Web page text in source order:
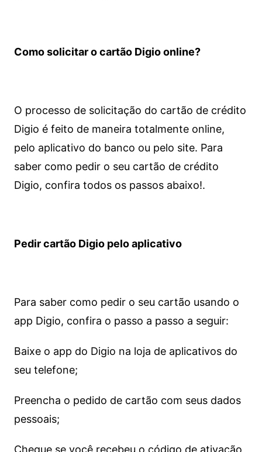
Como solicitar o cartão Digio online?
O processo de solicitação do cartão de crédito
Digio é feito de maneira totalmente online,
pelo aplicativo do banco ou pelo site. Para
saber como pedir o seu cartão de crédito
Digio, confira todos os passos abaixo!.
Pedir cartão Digio pelo aplicativo
Para saber como pedir o seu cartão usando o
app Digio, confira o passo a passo a seguir:
Baixe o app do Digio na loja de aplicativos do
seu telefone;
Preencha o pedido de cartão com seus dados
pessoais;
Cheque se você recebeu o código de ativação